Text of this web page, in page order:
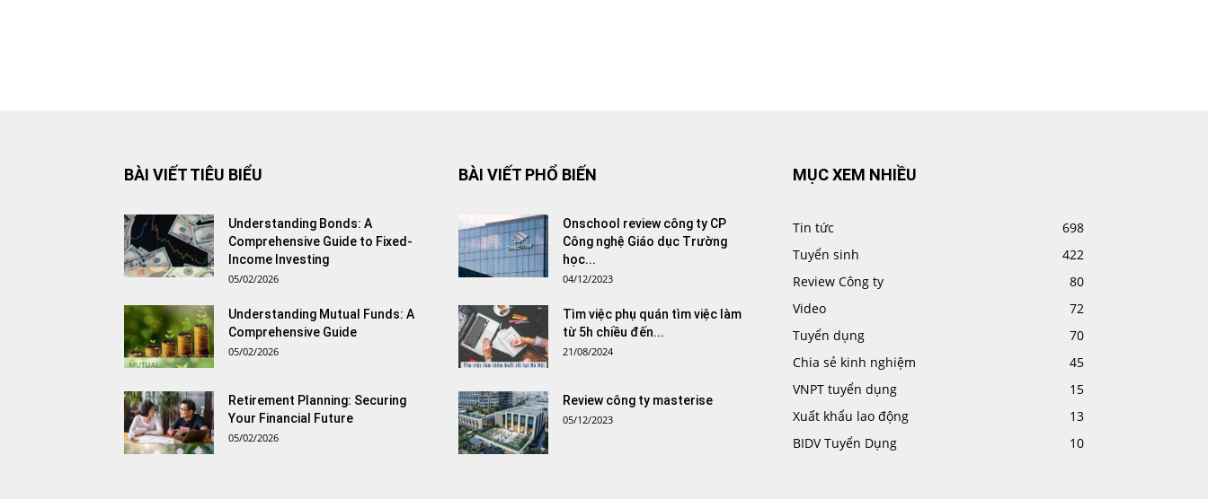
BÀI VIẾT TIÊU BIỂU
Understanding Bonds: A
Comprehensive Guide to Fixed-
Income Investing
05/02/2026
Understanding Mutual Funds: A
Comprehensive Guide
05/02/2026
Retirement Planning: Securing
Your Financial Future
05/02/2026
BÀI VIẾT PHỔ BIẾN
Onschool review công ty CP
Công nghệ Giáo dục Trường
học...
04/12/2023
Tìm việc phụ quán tìm việc làm
từ 5h chiều đến...
21/08/2024
Review công ty masterise
05/12/2023
MỤC XEM NHIỀU
Tin tức
698
Tuyển sinh
422
Review Công ty
80
Video
72
Tuyển dụng
70
Chia sẻ kinh nghiệm
45
VNPT tuyển dụng
15
Xuất khẩu lao động
13
BIDV Tuyển Dụng
10